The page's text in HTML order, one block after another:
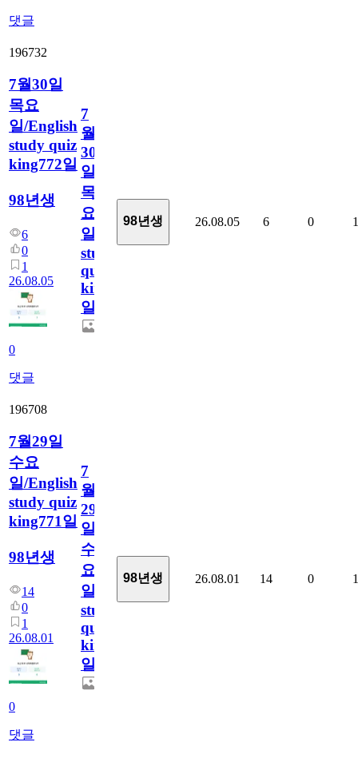
댓글
196732
7월30일
목요
일/English
study quiz
king772일
98년생
6
0
1
26.08.05
0
댓글
7
월
30
일
목
요
일/English
study
quiz
king772
일
98년생 26.08.05 6 0 1
196708
7월29일
수요
일/English
study quiz
king771일
98년생
14
0
1
26.08.01
0
댓글
7
월
29
일
수
요
일/English
study
quiz
king771
일
98년생 26.08.01 14 0 1